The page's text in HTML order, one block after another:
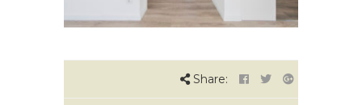
Share: